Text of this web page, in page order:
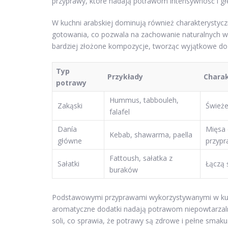
W kuchni arabskiej dominują również
gotowania, co pozwala na zachowanie naturalnych
bardziej złożone kompozycje, tworząc wyjątkowe
Typ
potrawy
Przykłady
Zakąski
Hummus, tabbouleh,
falafel
Danía
główne
Kebab, shawarma, paella
Sałatki
Fattoush, sałatka z
buraków
Łączą
Podstawowymi przyprawami wykorzystywanymi w
aromatyczne dodatki nadają potrawom
soli, co sprawia, że potrawy są zdrowe i pełne